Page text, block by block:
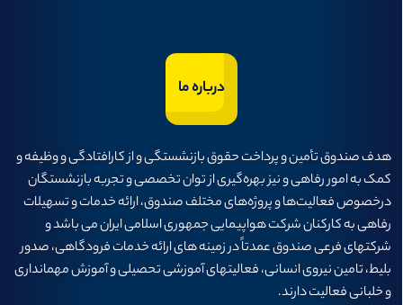
درباره ما
هدف صندوق تأمين و پرداخت حقوق بازنشستگی و از كارافتادگی و وظيفه و
كمک به امور رفاهی و نيز بهره‌گيری از توان تخصصی و تجربه بازنشستگان
درخصوص فعاليت‌ها و پروژه‌های مختلف صندوق، ارائه خدمات و تسهيلات
رفاهی به كاركنان شركت هواپيمايی جمهوری اسلامی ايران می باشد و
شرکتهای فرعی صندوق عمدتاً در زمینه های ارائه خدمات فرودگاهی، صدور
بلیط، تامین نیروی انسانی، فعالیتهای آموزشی تحصیلی و آموزش مهمانداری
و خلبانی فعالیت دارند.